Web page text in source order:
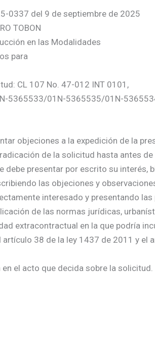
0337 del 9 de septiembre de 2025
TOBON
en las Modalidades
para
CL 107 No. 47-012 INT 0101,
5365533/01N-5365535/01N-
objeciones a la expedición de la
de la solicitud hasta antes
debe presentar por escrito su interés,
las objeciones y
interesado y presentando las
de las normas jurídicas,
extracontractual en la que podría
38 de la ley 1437 de 2011 y el
el acto que decida sobre la solicitud.